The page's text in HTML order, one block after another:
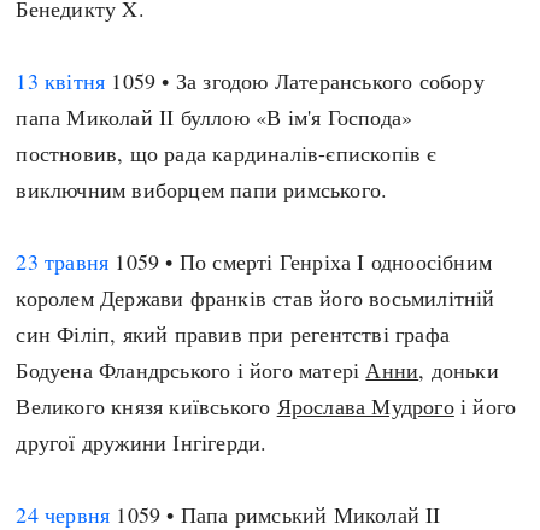
Бенедикту X.
13 квітня 1059 • За згодою Латеранського собору
папа Миколай II буллою «В ім'я Господа»
постновив, що рада кардиналів-єпископів є
виключним виборцем папи римського.
23 травня 1059 • По смерті Генріха I одноосібним
королем Держави франків став його восьмилітній
син Філіп, який правив при регентстві графа
Бодуена Фландрського і його матеріАнни, доньки
Великого князя київського Ярослава Мудрогоі його
другої дружини Інгігерди.
24 червня 1059 • Папа римський Миколай II